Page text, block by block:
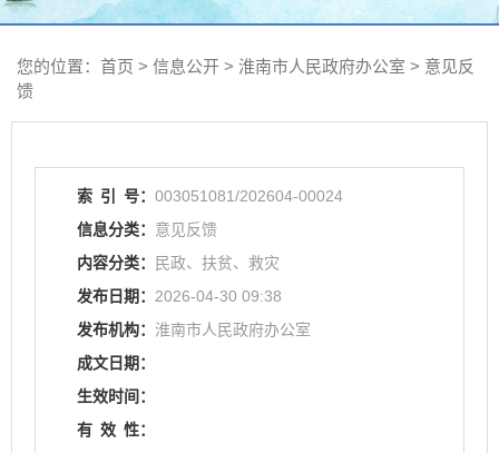
您的位置： 首页 > 信息公开 > 淮南市人民政府办公室 > 意见反
馈
索 引 号： 003051081/202604-00024
信息分类： 意见反馈
内容分类：
民政、扶贫、救灾
发布日期： 2026-04-30 09:38
发布机构： 淮南市人民政府办公室
成文日期：
生效时间：
有 效 性：